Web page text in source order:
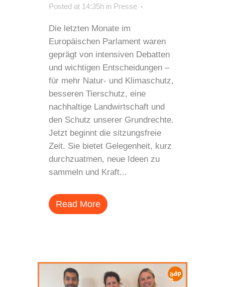
Posted at 14:35h in Presse
Die letzten Monate im
Europäischen Parlament waren
geprägt von intensiven Debatten
und wichtigen Entscheidungen –
für mehr Natur- und Klimaschutz,
besseren Tierschutz, eine
nachhaltige Landwirtschaft und
den Schutz unserer Grundrechte.
Jetzt beginnt die sitzungsfreie
Zeit. Sie bietet Gelegenheit, kurz
durchzuatmen, neue Ideen zu
sammeln und Kraft...
Read More